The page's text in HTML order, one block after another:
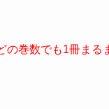
の巻数でも1冊まる